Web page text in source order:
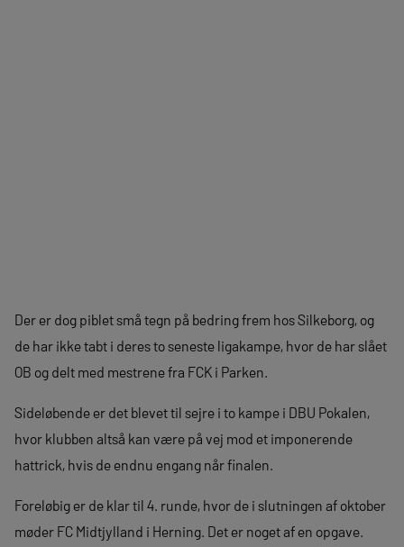
Der er dog piblet små tegn på bedring frem hos Silkeborg, og
de har ikke tabt i deres to seneste ligakampe, hvor de har slået
OB og delt med mestrene fra FCK i Parken.
Sideløbende er det blevet til sejre i to kampe i DBU Pokalen,
hvor klubben altså kan være på vej mod et imponerende
hattrick, hvis de endnu engang når finalen.
Foreløbig er de klar til 4. runde, hvor de i slutningen af oktober
møder FC Midtjylland i Herning. Det er noget af en opgave.